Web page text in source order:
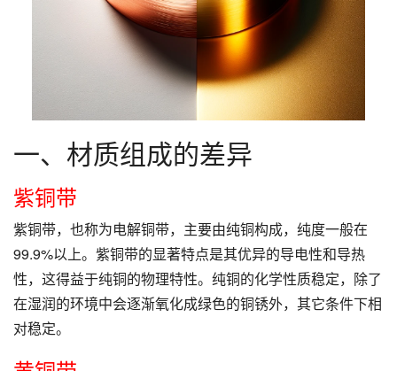
一、材质组成的差异
紫铜带
紫铜带，也称为电解铜带，主要由纯铜构成，纯度一般在
99.9%以上。紫铜带的显著特点是其优异的导电性和导热
性，这得益于纯铜的物理特性。纯铜的化学性质稳定，除了
在湿润的环境中会逐渐氧化成绿色的铜锈外，其它条件下相
对稳定。